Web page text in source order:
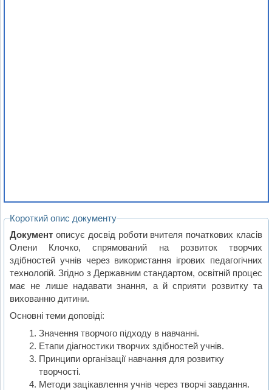
Короткий опис документу
Документ описує досвід роботи вчителя початкових класів
Олени Клочко, спрямований на розвиток творчих
здібностей учнів через використання ігрових педагогічних
технологій. Згідно з Державним стандартом, освітній процес
має не лише надавати знання, а й сприяти розвитку та
вихованню дитини.
Основні теми доповіді:
Значення творчого підходу в навчанні.
Етапи діагностики творчих здібностей учнів.
Принципи організації навчання для розвитку
творчості.
Методи зацікавлення учнів через творчі завдання.